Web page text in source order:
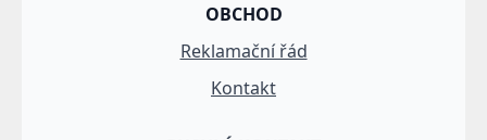
OBCHOD
Reklamační řád
Kontakt